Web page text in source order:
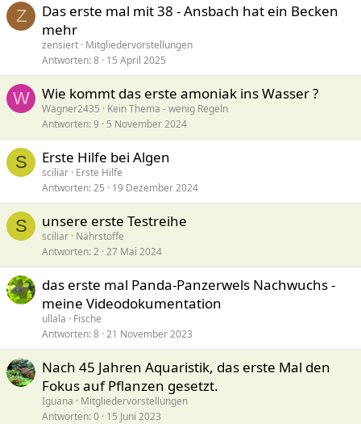
Z
Das erste mal mit 38 - Ansbach hat ein Becken
mehr
zensiert Mitgliedervorstellungen
Antworten 8 15 April 2025
W Wie kommt das erste amoniak ins Wasser ?
Wagner2435
Kein Thema - wenig Regeln
Antworten 9 5 November 2024
S Erste Hilfe bei Algen
sciliar Erste Hilfe
Antworten 25 19 Dezember 2024
S unsere erste Testreihe
sciliar Nährstoffe
Antworten 2 27 Mai 2024
das erste mal Panda-Panzerwels Nachwuchs -
meine Videodokumentation
ullala
Fische
Antworten 8 21 November 2023
Nach 45 Jahren Aquaristik, das erste Mal den
Fokus auf Pflanzen gesetzt.
Iguana
Mitgliedervorstellungen
Antworten 0 15 Juni 2023